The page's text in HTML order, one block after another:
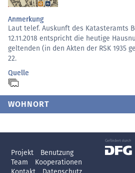
Anmerkung
Laut telef. Auskunft des Katasteramts
12.11.2018 entspricht die heutige
geltenden (in den Akten der RSK 1935
22.
Quelle
WOHNORT
Projekt
Benutzung
Team
Kooperationen